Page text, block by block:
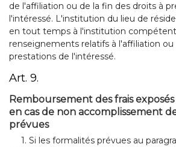
de l'affiliation ou de la fin des droits à
l'intéressé. L'institution du lieu de
en tout temps à l'institution
renseignements relatifs à l'affiliation ou
prestations de l'intéressé.
Art. 9.
Remboursement des frais
en cas de non accomplissement
prévues
1. Si les formalités prévues au